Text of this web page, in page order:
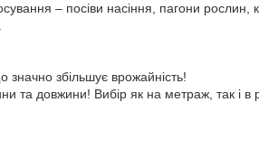
– посіви насіння, пагони рослин,
збільшує врожайність!
та довжини! Вибір як на метраж, так і в